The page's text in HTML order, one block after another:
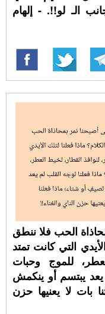
الـ لو!!. - إلهام
الحب فلا ننطق
التي كانت تمتد
للموج وحبات
يعد يبتسم أو ينكمش
بات لا يعنيها حزن